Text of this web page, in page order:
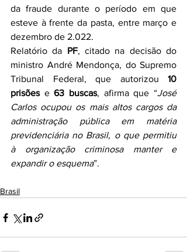
da fraude durante o período em que
esteve à frente da pasta, entre março e
dezembro de 2.022.
Relatório da PF, citado na decisão do
ministro André Mendonça, do Supremo
Tribunal Federal, que autorizou 10
prisões e 63 buscas, afirma que “José
Carlos ocupou os mais altos cargos da
administração pública em matéria
previdenciária no Brasil, o que permitiu
à organização criminosa manter e
expandir o esquema”.
Brasil